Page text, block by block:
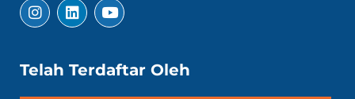
Telah Terdaftar Oleh